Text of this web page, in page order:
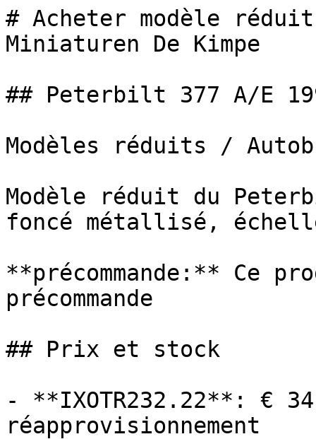
# Acheter modèle
Miniaturen De Kimpe
## Peterbilt 377 A/E
Modèles réduits /
Modèle réduit du
foncé métallisé,
**précommande:** Ce
précommande
## Prix et stock
- **IXOTR232.22**: €
réapprovisionnement